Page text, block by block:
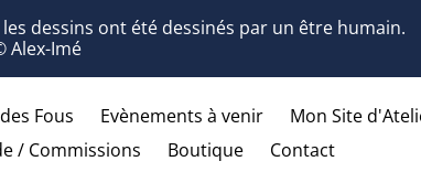
dessins ont été dessinés par un être humain.
Alex-Imé
Fous Evènements à venir
Mon Site
/ Commissions Boutique Contact